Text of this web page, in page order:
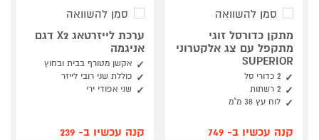
סמן להשוואה
מתקן כדורסל זוגי
מתקפל עם צג אלקטרוני
SUPERIOR
2 כדורי סל
2 רשתות
לוח עץ 38 מ"מ
קנה עכשיו ב- 749
סמן להשוואה
ערכת לייזרטאג X2 דגם
אניגמה
אקשן מטורף בבית ובחוץ
כוללת שני רובי לייזר
שני אפודי ירי
קנה עכשיו ב- 239